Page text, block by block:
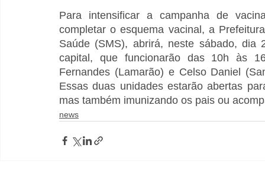
Para intensificar a campanha de
completar o esquema vacinal, a
Saúde (SMS), abrirá, neste sábado, dia
capital, que funcionarão das 10h às
Fernandes (Lamarão) e Celso Daniel
Essas duas unidades estarão abertas
mas também imunizando os pais ou
news